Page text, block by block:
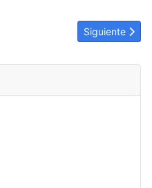
y Tecnología. Se crea un
Artículo
Siguiente